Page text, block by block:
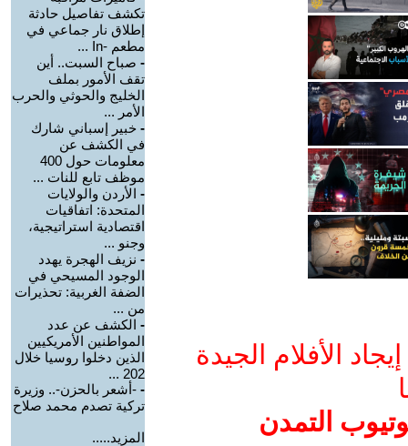
الأفلام الجيدة
التمدن
تكشف تفاصيل حادثة
إطلاق نار جماعي في
مطعم -In ...
- صباح السبت.. أين
تقف الأمور بملف
الخليج والحوثي والحرب
الأمر ...
- خبير إسباني شارك
في الكشف عن
معلومات حول 400
موظف تابع للنات ...
- الأردن والولايات
المتحدة: اتفاقيات
اقتصادية استراتيجية،
وجنو ...
- نزيف الهجرة يهدد
الوجود المسيحي في
الضفة الغربية: تحذيرات
من ...
- الكشف عن عدد
المواطنين الأمريكيين
الذين دخلوا روسيا خلال
202 ...
- -أشعر بالحزن-.. وزيرة
تركية تصدم محمد صلاح
المزيد.....